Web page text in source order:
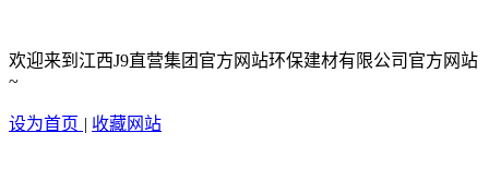
欢迎来到江西J9直营集团官方网站环保建材有限公司官方网站
~
设为首页 | 收藏网站